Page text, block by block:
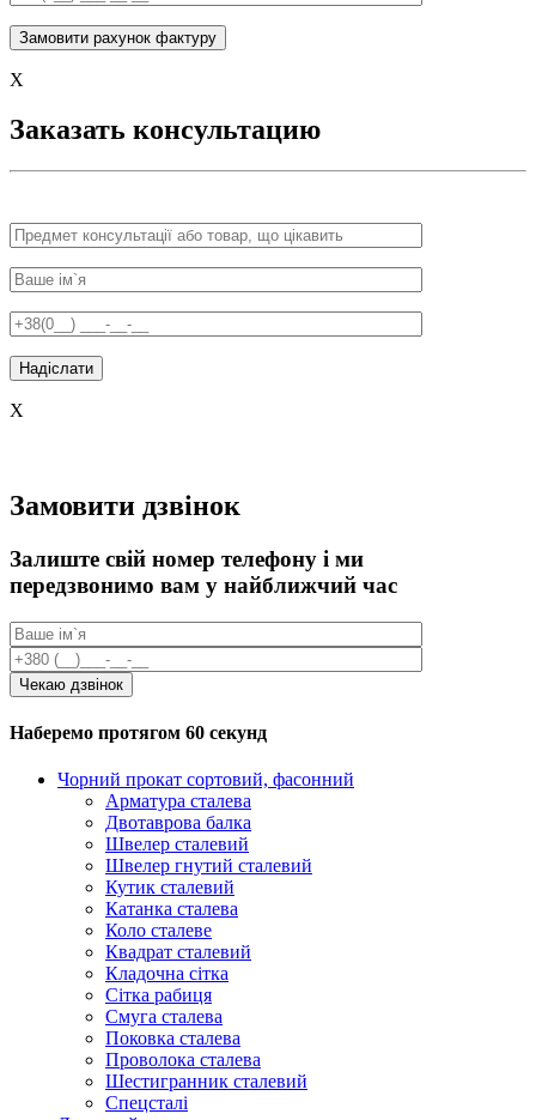
X
Заказать консультацию
X
Замовити дзвінок
Залиште свій номер телефону і ми
передзвонимо вам у найближчий час
Наберемо протягом 60 секунд
Чорний прокат сортовий, фасонний
Арматура сталева
Двотаврова балка
Швелер сталевий
Швелер гнутий сталевий
Кутик сталевий
Катанка сталева
Коло сталеве
Квадрат сталевий
Кладочна сітка
Сітка рабиця
Смуга сталева
Поковка сталева
Проволока сталева
Шестигранник сталевий
Спецсталі